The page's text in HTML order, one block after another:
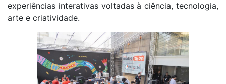
experiências interativas voltadas à ciência, tecnologia,
arte e criatividade.